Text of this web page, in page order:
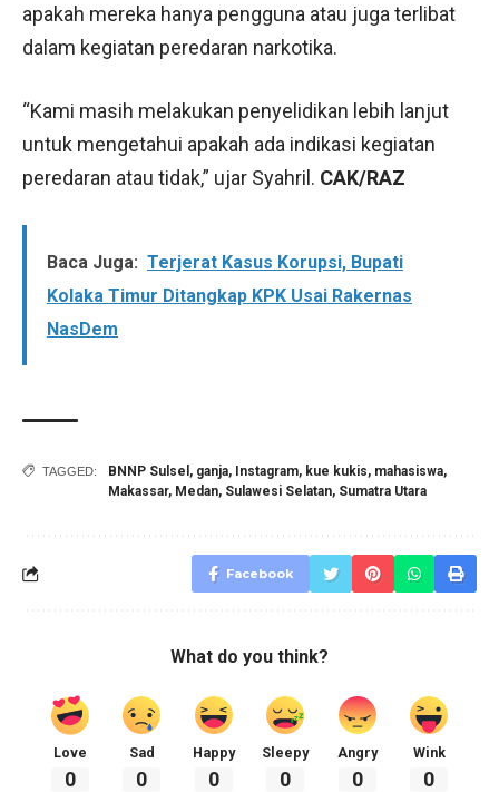
apakah mereka hanya pengguna atau juga terlibat
dalam kegiatan peredaran narkotika.
“Kami masih melakukan penyelidikan lebih lanjut
untuk mengetahui apakah ada indikasi kegiatan
peredaran atau tidak,” ujar Syahril. CAK/RAZ
Baca Juga: Terjerat Kasus Korupsi, Bupati
Kolaka Timur Ditangkap KPK Usai Rakernas
NasDem
TAGGED: BNNP Sulsel , ganja, Instagram, kue kukis, mahasiswa,
Makassar, Medan, Sulawesi Selatan, Sumatra Utara
Facebook
What do you think?
Love
0
Sad
0
Happy
0
Sleepy
0
Angry
0
Wink
0